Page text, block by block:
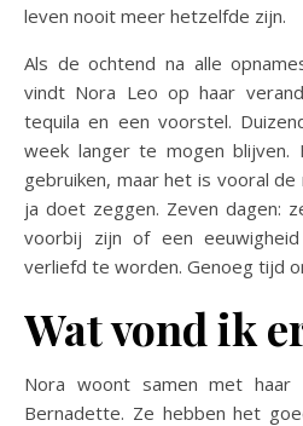
leven nooit meer hetzelfde zijn.
Als de ochtend na alle
vindt Nora Leo op haar
tequila en een voorstel.
week langer te mogen
gebruiken, maar het is vooral
ja doet zeggen. Zeven dagen:
voorbij zijn of een
verliefd te worden. Genoeg tijd
Wat vond ik
Nora woont samen met
Bernadette. Ze hebben het